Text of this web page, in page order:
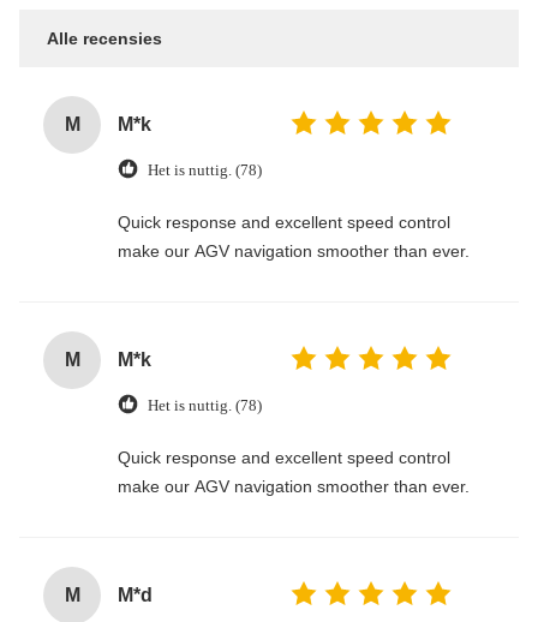
Alle recensies
M M*k
Het is nuttig. (78)
Quick response and excellent speed control
make our AGV navigation smoother than ever.
M M*k
Het is nuttig. (78)
Quick response and excellent speed control
make our AGV navigation smoother than ever.
M M*d